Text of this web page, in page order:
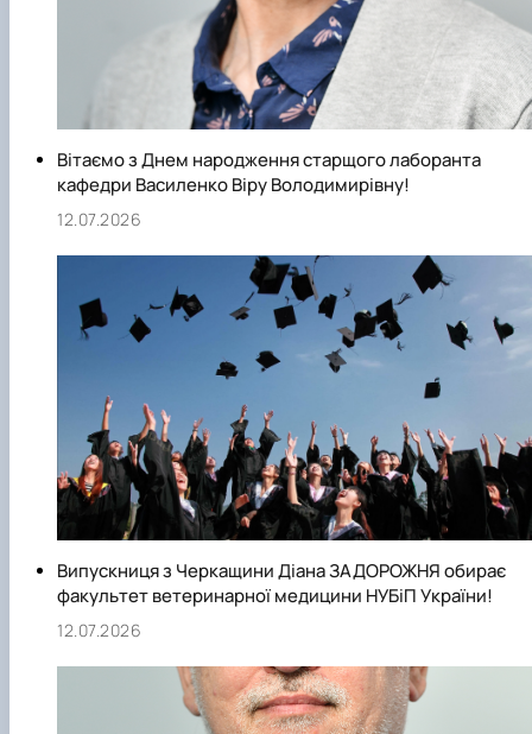
Вітаємо з Днем народження старщого лаборанта
кафедри Василенко Віру Володимирівну!
12.07.2026
Випускниця з Черкащини Діана ЗАДОРОЖНЯ обирає
факультет ветеринарної медицини НУБіП України!
12.07.2026